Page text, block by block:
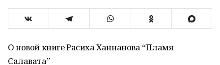
О новой книге Расиха Ханнанова “Пламя
Салавата”